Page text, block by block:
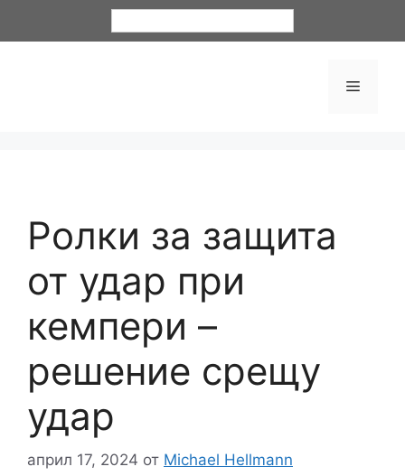
Ролки за защита
от удар при
кемпери –
решение срещу
удар
април 17, 2024 от Michael Hellmann